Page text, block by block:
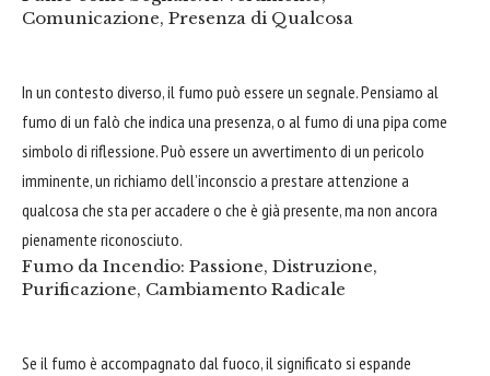
Comunicazione, Presenza di Qualcosa
In un contesto diverso, il fumo può essere un segnale. Pensiamo al
fumo di un falò che indica una presenza, o al fumo di una pipa come
simbolo di riflessione. Può essere un avvertimento di un pericolo
imminente, un richiamo dell’inconscio a prestare attenzione a
qualcosa che sta per accadere o che è già presente, ma non ancora
pienamente riconosciuto.
Fumo da Incendio: Passione, Distruzione,
Purificazione, Cambiamento Radicale
Se il fumo è accompagnato dal fuoco, il significato si espande